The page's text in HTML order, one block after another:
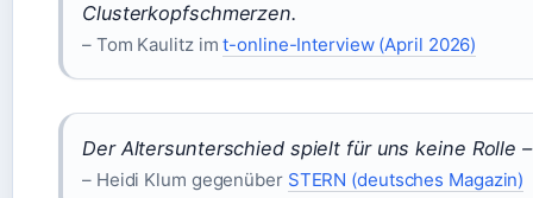
Clusterkopfschmerzen.
– Tom Kaulitz imt-online-Interview (April 2026)
Der Altersunterschied spielt für uns keine Rolle
– Heidi Klum gegenüber STERN (deutsches Magazin)